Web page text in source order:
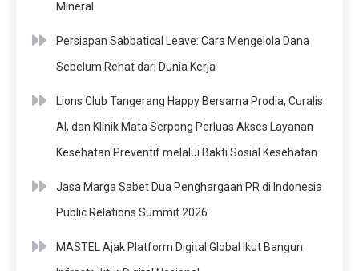
Mineral
Persiapan Sabbatical Leave: Cara Mengelola Dana
Sebelum Rehat dari Dunia Kerja
Lions Club Tangerang Happy Bersama Prodia, Curalis
AI, dan Klinik Mata Serpong Perluas Akses Layanan
Kesehatan Preventif melalui Bakti Sosial Kesehatan
Jasa Marga Sabet Dua Penghargaan PR di Indonesia
Public Relations Summit 2026
MASTEL Ajak Platform Digital Global Ikut Bangun